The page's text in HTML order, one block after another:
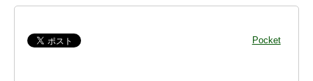
Pocket